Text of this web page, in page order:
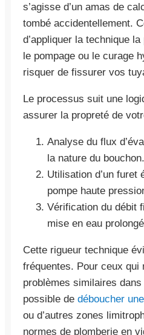
s’agisse d’un amas de
tombé accidentellement.
d’appliquer la technique
le pompage ou le curage
risquer de fissurer vos
Le processus suit une
assurer la propreté de
Analyse du flux
la nature du bouchon.
Utilisation d’un furet
pompe haute
Vérification du débit
mise en eau
Cette rigueur technique
fréquentes. Pour ceux qui
problèmes similaires
possible de déboucher
ou d’autres zones
normes de plomberie en